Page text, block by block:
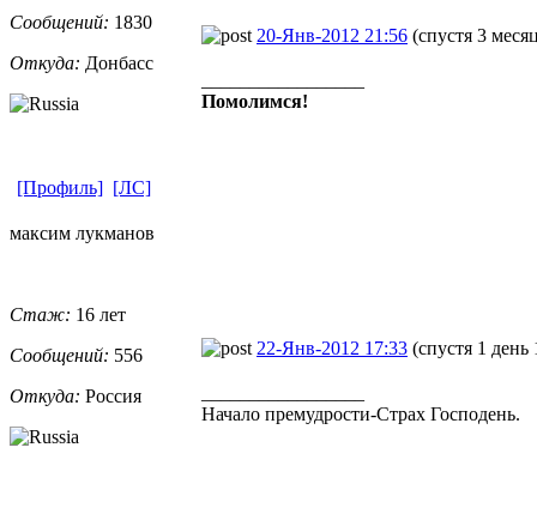
Сообщений: 1830
Откуда: Донбасс
20-Янв-2012 21:56 (спустя 3
Помолимся!
[Профиль] [ЛС]
максим лукманов
Стаж: 16 лет
Сообщений: 556
Откуда: Россия
22-Янв-2012 17:33 (спустя 1 день
Начало премудрости-Страх Господень.